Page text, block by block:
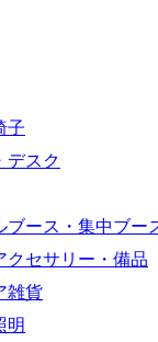
子
デスク
ブース・集中ブー
クセサリー・備品
雑貨
明
きます